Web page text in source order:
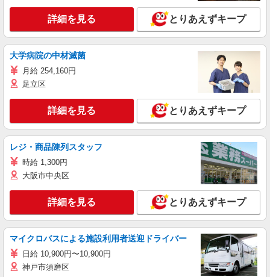
詳細を見る とりあえずキープ
大学病院の中材滅菌
月給 254,160円
足立区
詳細を見る とりあえずキープ
レジ・商品陳列スタッフ
時給 1,300円
大阪市中央区
詳細を見る とりあえずキープ
マイクロバスによる施設利用者送迎ドライバー
日給 10,900円〜10,900円
神戸市須磨区